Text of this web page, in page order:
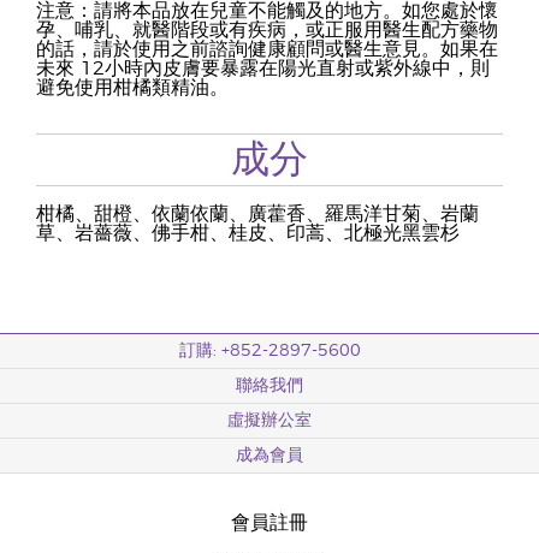
注意：請將本品放在兒童不能觸及的地方。如您處於懷
孕、哺乳、就醫階段或有疾病，或正服用醫生配方藥物
的話，請於使用之前諮詢健康顧問或醫生意見。如果在
未來 12小時內皮膚要暴露在陽光直射或紫外線中，則
避免使用柑橘類精油。
成分
柑橘、甜橙、依蘭依蘭、廣藿香、羅馬洋甘菊、岩蘭
草、岩薔薇、佛手柑、桂皮、印蒿、北極光黑雲杉
訂購: +852-2897-5600
聯絡我們
虛擬辦公室
成為會員
會員註冊